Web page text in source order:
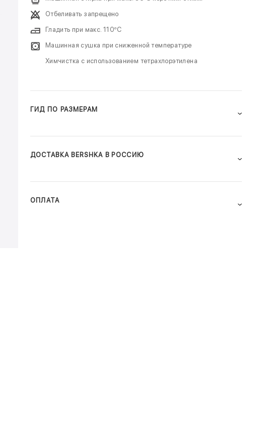
Отбеливать запрещено
Гладить при макс. 110ºC
Машинная сушка при сниженной температуре
Химчистка с использованием тетрахлорэтилена
ГИД ПО РАЗМЕРАМ
ДОСТАВКА BERSHKA В РОССИЮ
ОПЛАТА